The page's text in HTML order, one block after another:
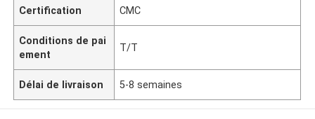
Certification CMC
Conditions de pai
ement
T/T
Délai de livraison 5-8 semaines